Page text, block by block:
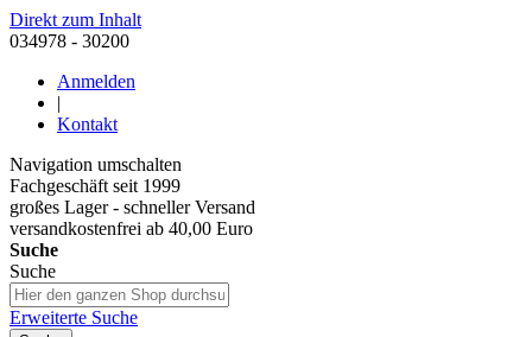
Direkt zum Inhalt
034978 - 30200
Anmelden
|
Kontakt
Navigation umschalten
Fachgeschäft seit 1999
großes Lager - schneller Versand
versandkostenfrei ab 40,00 Euro
Suche
Suche
Erweiterte Suche